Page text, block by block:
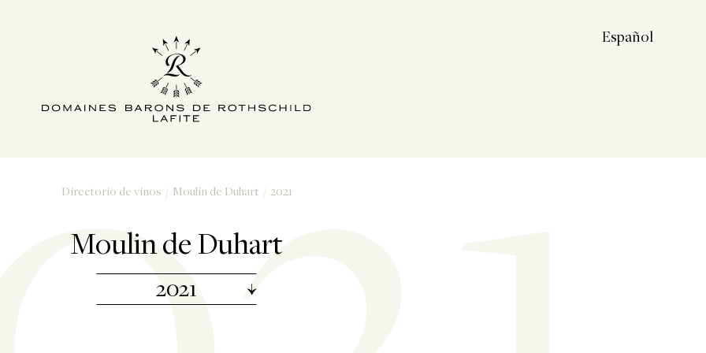
Español
Directorio de vinos Moulin de Duhart 2021
Moulin de Duhart
2021